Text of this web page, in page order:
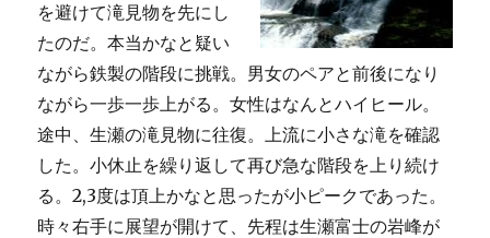
を避けて滝見物を先にし
たのだ。本当かなと疑い
ながら鉄製の階段に挑戦。男女のペアと前後になり
ながら一歩一歩上がる。女性はなんとハイヒール。
途中、生瀬の滝見物に往復。上流に小さな滝を確認
した。小休止を繰り返して再び急な階段を上り続け
る。2,3度は頂上かなと思ったが小ピークであった。
時々右手に展望が開けて、先程は生瀬富士の岩峰が